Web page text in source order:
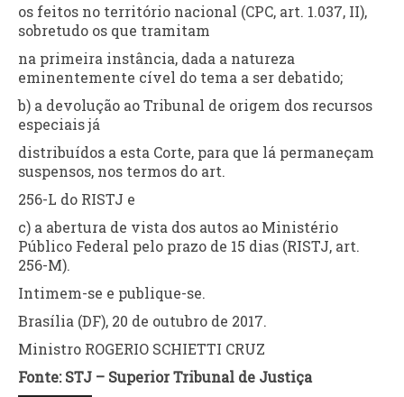
os feitos no território nacional (CPC, art. 1.037, II),
sobretudo os que tramitam
na primeira instância, dada a natureza
eminentemente cível do tema a ser debatido;
b) a devolução ao Tribunal de origem dos recursos
especiais já
distribuídos a esta Corte, para que lá permaneçam
suspensos, nos termos do art.
256-L do RISTJ e
c) a abertura de vista dos autos ao Ministério
Público Federal pelo prazo de 15 dias (RISTJ, art.
256-M).
Intimem-se e publique-se.
Brasília (DF), 20 de outubro de 2017.
Ministro ROGERIO SCHIETTI CRUZ
Fonte: STJ – Superior Tribunal de Justiça